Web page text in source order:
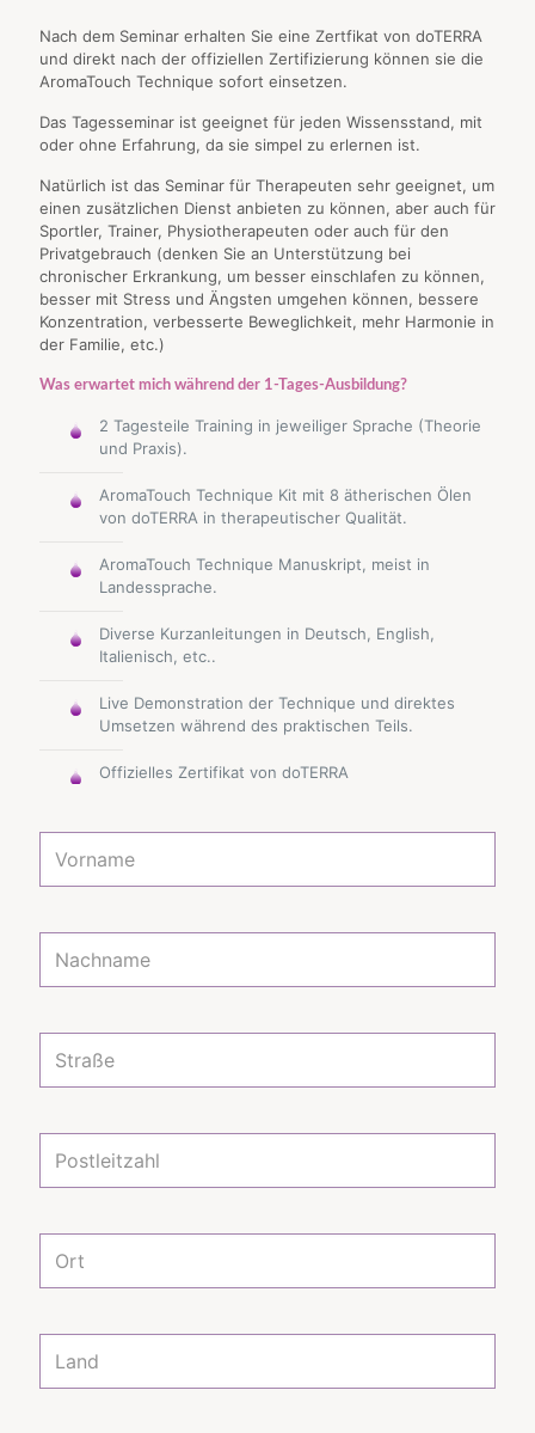
Nach dem Seminar erhalten Sie eine Zertfikat von doTERRA
und direkt nach der offiziellen Zertifizierung können sie die
AromaTouch Technique sofort einsetzen.
Das Tagesseminar ist geeignet für jeden Wissensstand, mit
oder ohne Erfahrung, da sie simpel zu erlernen ist.
Natürlich ist das Seminar für Therapeuten sehr geeignet, um
einen zusätzlichen Dienst anbieten zu können, aber auch für
Sportler, Trainer, Physiotherapeuten oder auch für den
Privatgebrauch (denken Sie an Unterstützung bei
chronischer Erkrankung, um besser einschlafen zu können,
besser mit Stress und Ängsten umgehen können, bessere
Konzentration, verbesserte Beweglichkeit, mehr Harmonie in
der Familie, etc.)
Was erwartet mich während der 1-Tages-Ausbildung?
2 Tagesteile Training in jeweiliger Sprache (Theorie
und Praxis).
AromaTouch Technique Kit mit 8 ätherischen Ölen
von doTERRA in therapeutischer Qualität.
AromaTouch Technique Manuskript, meist in
Landessprache.
Diverse Kurzanleitungen in Deutsch, English,
Italienisch, etc..
Live Demonstration der Technique und direktes
Umsetzen während des praktischen Teils.
Offizielles Zertifikat von doTERRA